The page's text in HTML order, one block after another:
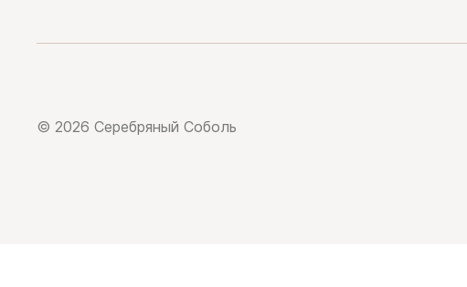
© 2026 Серебряный Соболь